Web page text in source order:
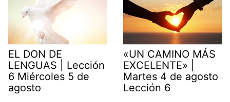
EL DON DE
LENGUAS | Lección
6 Miércoles 5 de
agosto
«UN CAMINO MÁS
EXCELENTE» |
Martes 4 de agosto
Lección 6